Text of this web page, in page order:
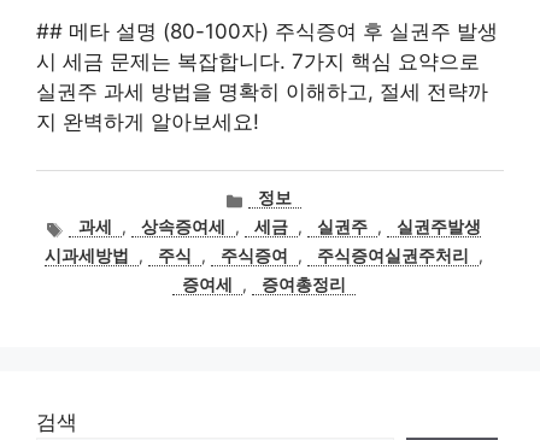
## 메타 설명 (80-100자) 주식증여 후 실권주 발생
시 세금 문제는 복잡합니다. 7가지 핵심 요약으로
실권주 과세 방법을 명확히 이해하고, 절세 전략까
지 완벽하게 알아보세요!
카
테
고
리
정보
태
그
과세 , 상속증여세 , 세금 , 실권주 ,
실권주발생
시과세방법
, 주식 , 주식증여 , 주식증여실권주처리
,
증여세
, 증여총정리
검색